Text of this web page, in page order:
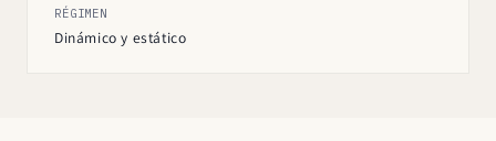
RÉGIMEN
Dinámico y estático